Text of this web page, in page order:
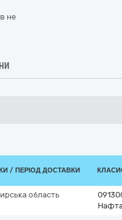
не
/ ПЕРІОД ДОСТАВКИ
область